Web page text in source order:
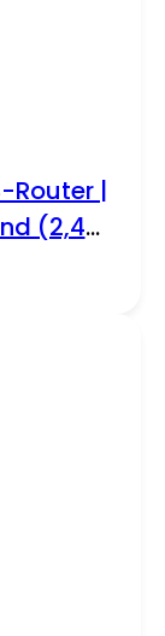
Router |
(2,4